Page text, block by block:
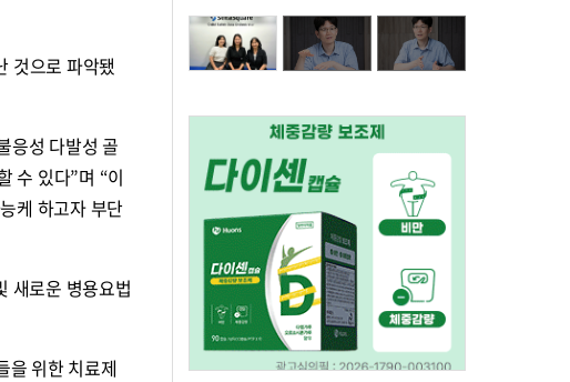
것으로 파악됐
응성 다발성 골
수 있다”며 “이
케 하고자 부단
새로운 병용요법
을 위한 치료제